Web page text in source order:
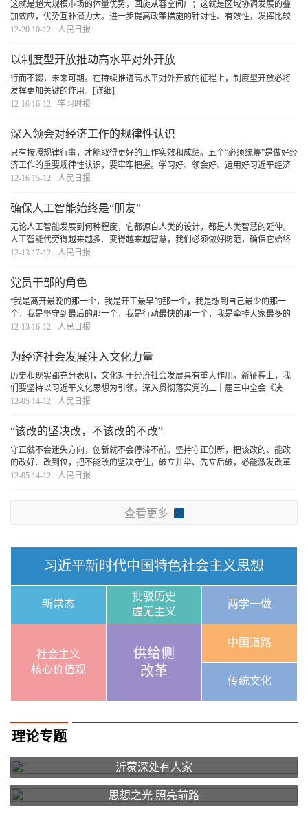
这就是超大规模市场的体量优势，回旋从容空间广；这就是区域协调发展的叠
加效应，优势互补潜力大。进一步提高政策措施的针对性、有效性，发挥比较
优势、缩小发展差距，培育新动能，必将打造出更多新的增长极，推动优势互
12-20 10-12 人民日报
以制度型开放推动高水平对外开放
行而不辍，未来可期。在持续推进高水平对外开放的征程上，制度型开放必将
发挥更加关键的作用。 [详细]
12-16 16-12
学习时报
深入领会对经济工作的规律性认识
只有按照规律行事，才能取得更好的工作实效和成绩。五个“必须统筹”是做好经
济工作的重要规律性认识，要牢牢把握。学习好、领会好、运用好习近平经济
思想，坚持用科学方法谋划和推进经济工作，我们定能掌握发展主动、做到行
12-16 15-12 人民日报
确保人工智能始终是“朋友”
无论人工智能发展到何种程度，它都源自人类的设计，都是人类智慧的延伸。
人工智能代劳得越来越多、变得越来越智慧，我们必须做好防范，确保它始终
是“朋友”。 [详细]
12-13 17-12 人民日报
党员干部的角色
“我是离开最晚的那一个，我是开工最早的那一个，我是想到自己最少的那一
个，我是坚守到最后的那一个，我是行动最快的那一个，我是牵挂大家最多的
那一个……”搞清楚“我是谁、为了谁、依靠谁”的问题，才能永葆共产党人的本
12-13 16-12 人民日报
为经济社会发展注入文化力量
历史和现实都充分表明，文化对于经济社会发展具有重大作用。新征程上，我
们要坚持以习近平文化思想为引领，深入贯彻落实党的二十届三中全会《决
定》提出的深化文化体制机制改革的战略部署，不断提升文化的思想引领力、
12-05 14-12 人民日报
“该改的坚决改，不该改的不改”
守正就不会迷失方向，创新就不会停滞不前。坚持守正创新，把该改的、能改
的改好、改到位，把不能改的坚决守住，破立并举、先立后破，必能激发改革
的强大活力，打开改革发展新天地。
12-05 14-12 人民日报
查看更多
习近平新时代中国特色社会主义思想
新常态
批驳历史
虚无主义
两学一做
社会主义
核心价值观
供给侧
改革
中国道路
传统文化
理论专题
沂蒙深处有人家
思想之光 照亮前路